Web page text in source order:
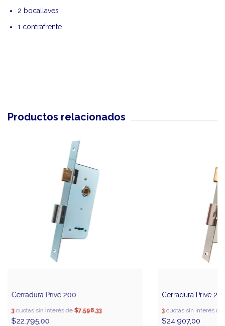
2 bocallaves
1 contrafrente
Productos relacionados
Cerradura Prive 200
3cuotas sin interés de $7.598,33
$22.795,00
Cerradura Prive
3cuotas sin interés de
$24.907,00